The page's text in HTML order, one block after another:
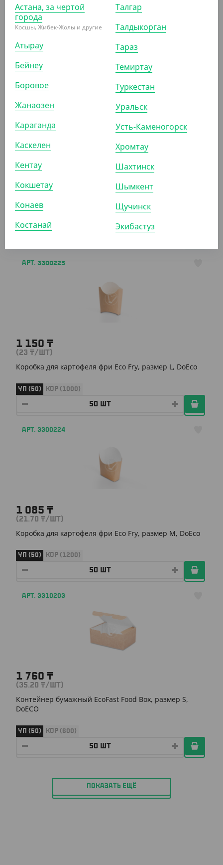
УП (50) КОР (500)
ПОХОЖИЕ ТОВАРЫ
АРТ. 33044
876₸
Бумажный конус для фри ECO CONE, размер L, Verde
Vita
УП (20) КОР (480)
АРТ. 3300225
1 150 ₸
(23 ₸/ШТ)
Коробка для картофеля фри Eco Fry, размер L, DoEco
УП (50) КОР (1000)
АРТ. 3300224
1 085 ₸
(21.70 ₸/ШТ)
Коробка для картофеля фри Eco Fry, размер М, DoEco
УП (50) КОР (1200)
АРТ. 3310203
1 760 ₸
(35.20 ₸/ШТ)
Контейнер бумажный EcoFast Food Box, размер S,
DoECO
УП (50) КОР (600)
ПОКАЗАТЬ ЕЩЁ
Астана, за чертой
города
Косшы, Жибек-Жолы и другие
Атырау
Бейнеу
Боровое
Жанаозен
Караганда
Каскелен
Кентау
Кокшетау
Конаев
Костанай
Талгар
Талдыкорган
Тараз
Темиртау
Туркестан
Уральск
Усть-Каменогорск
Хромтау
Шахтинск
Шымкент
Щучинск
Экибастуз